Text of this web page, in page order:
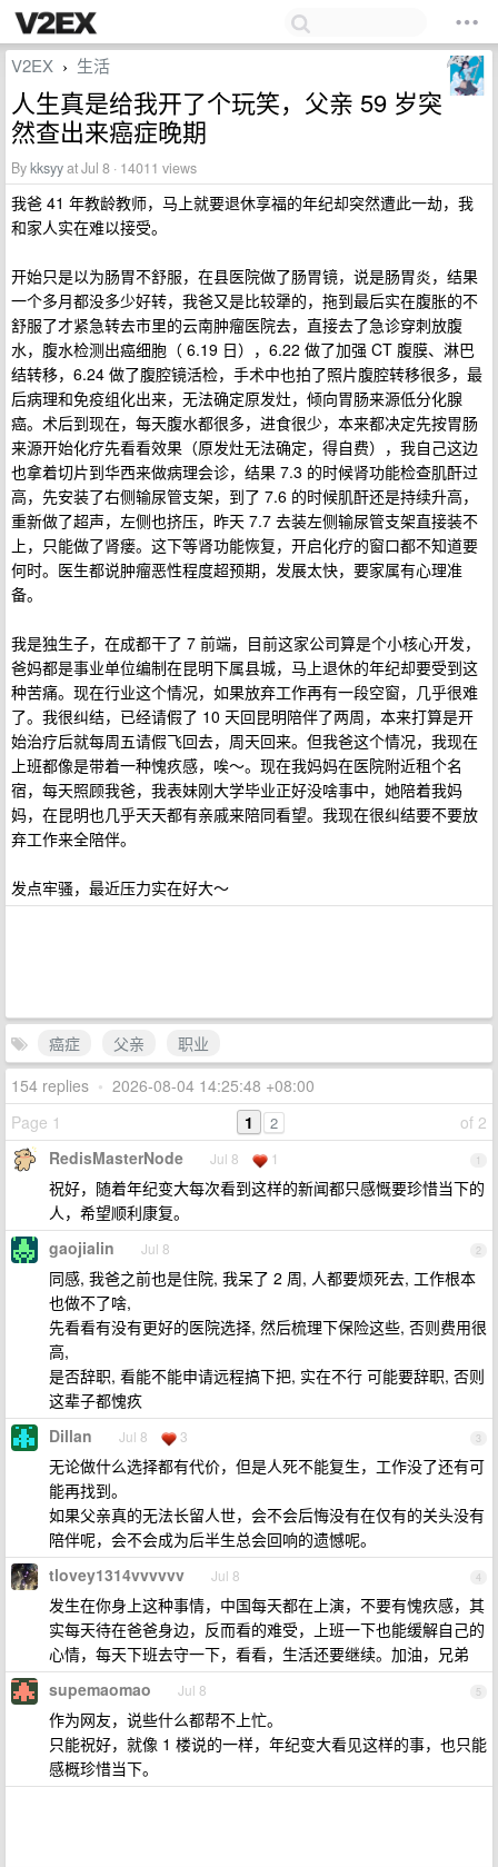
V2EX › 生活
人生真是给我开了个玩笑，父亲 59 岁突
然查出来癌症晚期
Bykksyyat Jul 8 · 14011 views
我爸 41 年教龄教师，马上就要退休享福的年纪却突然遭此一劫，我
和家人实在难以接受。
开始只是以为肠胃不舒服，在县医院做了肠胃镜，说是肠胃炎，结果
一个多月都没多少好转，我爸又是比较犟的，拖到最后实在腹胀的不
舒服了才紧急转去市里的云南肿瘤医院去，直接去了急诊穿刺放腹
水，腹水检测出癌细胞（ 6.19 日），6.22 做了加强 CT 腹膜、淋巴
结转移，6.24 做了腹腔镜活检，手术中也拍了照片腹腔转移很多，最
后病理和免疫组化出来，无法确定原发灶，倾向胃肠来源低分化腺
癌。术后到现在，每天腹水都很多，进食很少，本来都决定先按胃肠
来源开始化疗先看看效果（原发灶无法确定，得自费），我自己这边
也拿着切片到华西来做病理会诊，结果 7.3 的时候肾功能检查肌酐过
高，先安装了右侧输尿管支架，到了 7.6 的时候肌酐还是持续升高，
重新做了超声，左侧也挤压，昨天 7.7 去装左侧输尿管支架直接装不
上，只能做了肾瘘。这下等肾功能恢复，开启化疗的窗口都不知道要
何时。医生都说肿瘤恶性程度超预期，发展太快，要家属有心理准
备。
我是独生子，在成都干了 7 前端，目前这家公司算是个小核心开发，
爸妈都是事业单位编制在昆明下属县城，马上退休的年纪却要受到这
种苦痛。现在行业这个情况，如果放弃工作再有一段空窗，几乎很难
了。我很纠结，已经请假了 10 天回昆明陪伴了两周，本来打算是开
始治疗后就每周五请假飞回去，周天回来。但我爸这个情况，我现在
上班都像是带着一种愧疚感，唉～。现在我妈妈在医院附近租个名
宿，每天照顾我爸，我表妹刚大学毕业正好没啥事中，她陪着我妈
妈，在昆明也几乎天天都有亲戚来陪同看望。我现在很纠结要不要放
弃工作来全陪伴。
发点牢骚，最近压力实在好大～
癌症 父亲
职业
154 replies • 2026-08-04 14:25:48 +08:00
Page 1
of 2
1 2
1
RedisMasterNode Jul 8 1
祝好，随着年纪变大每次看到这样的新闻都只感慨要珍惜当下的
人，希望顺利康复。
2
gaojialin Jul 8
同感, 我爸之前也是住院, 我呆了 2 周, 人都要烦死去, 工作根本
也做不了啥,
先看看有没有更好的医院选择, 然后梳理下保险这些, 否则费用很
高,
是否辞职, 看能不能申请远程搞下把, 实在不行 可能要辞职, 否则
这辈子都愧疚
3
Dillan Jul 8 3
无论做什么选择都有代价，但是人死不能复生，工作没了还有可
能再找到。
如果父亲真的无法长留人世，会不会后悔没有在仅有的关头没有
陪伴呢，会不会成为后半生总会回响的遗憾呢。
4
tlovey1314vvvvvv Jul 8
发生在你身上这种事情，中国每天都在上演，不要有愧疚感，其
实每天待在爸爸身边，反而看的难受，上班一下也能缓解自己的
心情，每天下班去守一下，看看，生活还要继续。加油，兄弟
5
supemaomao Jul 8
作为网友，说些什么都帮不上忙。
只能祝好，就像 1 楼说的一样，年纪变大看见这样的事，也只能
感概珍惜当下。